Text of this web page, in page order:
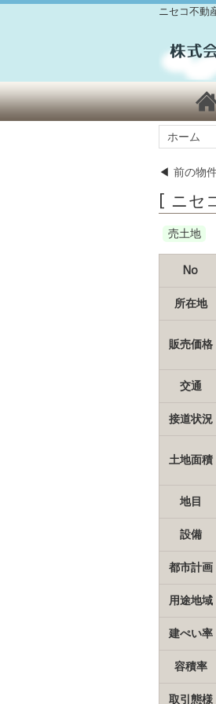
ニセコ不動
ホーム
◀ 前の物
[ ニセ
売土地
No
所在地
販売価格
交通
接道状況
土地面積
地目
設備
都市計画
用途地域
建ぺい率
容積率
取引態様